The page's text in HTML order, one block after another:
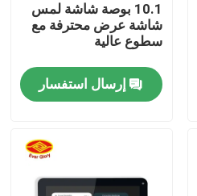
10.1 بوصة شاشة لمس
شاشة عرض محترفة مع
سطوع عالية
إرسال استفسار